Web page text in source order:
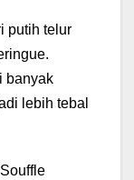
putih telur
banyak
lebih tebal